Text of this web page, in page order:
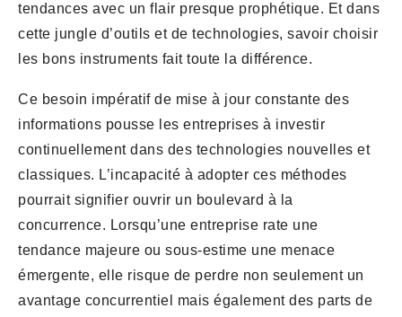
tendances avec un flair presque prophétique. Et dans
cette jungle d’outils et de technologies, savoir choisir
les bons instruments fait toute la différence.
Ce besoin impératif de mise à jour constante des
informations pousse les entreprises à investir
continuellement dans des technologies nouvelles et
classiques. L’incapacité à adopter ces méthodes
pourrait signifier ouvrir un boulevard à la
concurrence. Lorsqu’une entreprise rate une
tendance majeure ou sous-estime une menace
émergente, elle risque de perdre non seulement un
avantage concurrentiel mais également des parts de